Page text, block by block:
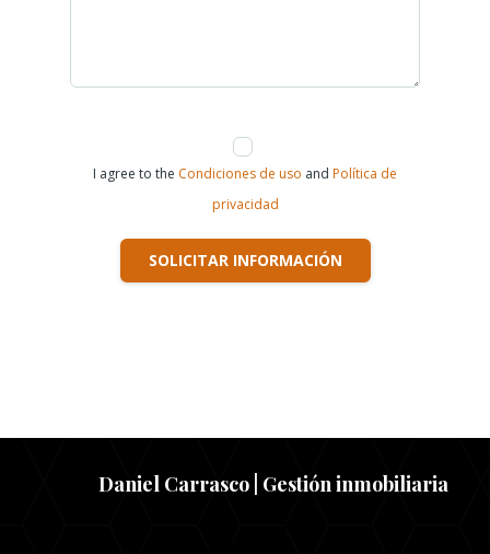
I agree to the Condiciones de uso and Política de
privacidad
SOLICITAR INFORMACIÓN
Daniel Carrasco | Gestión inmobiliaria